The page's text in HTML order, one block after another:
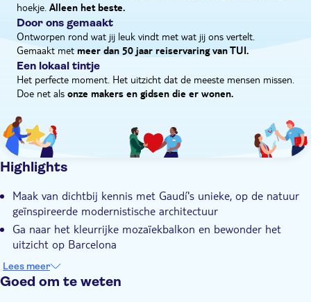
E-Voucher
Rolstoeltoegankelijk
hoekje. Alleen het beste.
Door ons gemaakt
Ontworpen rond wat jij leuk vindt met wat jij ons vertelt.
Gemaakt met meer dan 50 jaar reiservaring van TUI.
Een lokaal tintje
Het perfecte moment. Het uitzicht dat de meeste mensen missen.
Doe net als onze makers en gidsen die er wonen.
Highlights
Maak van dichtbij kennis met Gaudí's unieke, op de natuur
geïnspireerde modernistische architectuur
Ga naar het kleurrijke mozaïekbalkon en bewonder het
uitzicht op Barcelona
Kom meer te weten over de geschiedenis van deze UNESCO-
locatie dankzij je enthousiaste gids
Lees meer
Goed om te weten